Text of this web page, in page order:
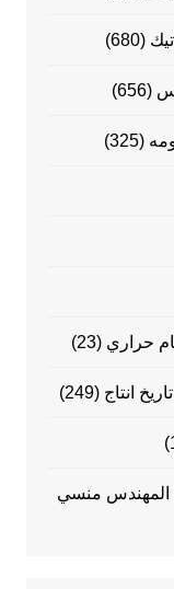
(680)
(656)
(325)
حراري (23)
انتاج (249)